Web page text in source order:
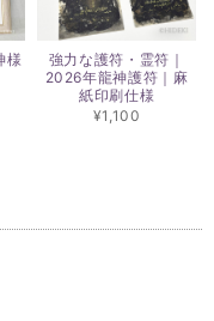
様
強力な護符・霊符｜
2026年龍神護符｜麻
紙印刷仕様
¥1,100